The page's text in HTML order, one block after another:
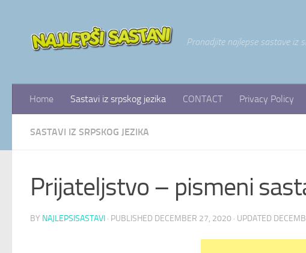
Pronadjite najlepse sastave iz
Home Sastavi iz srpskog jezika CONTACT Privacy Policy
SASTAVI IZ SRPSKOG JEZIKA
Prijateljstvo – pismeni
BY NAJLEPSISASTAVI · PUBLISHED DECEMBER 27, 2020 · UPDATED